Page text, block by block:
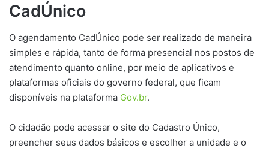
CadÚnico
O agendamento CadÚnico pode ser realizado de maneira
simples e rápida, tanto de forma presencial nos postos de
atendimento quanto online, por meio de aplicativos e
plataformas oficiais do governo federal, que ficam
disponíveis na plataforma Gov.br.
O cidadão pode acessar o site do Cadastro Único,
preencher seus dados básicos e escolher a unidade e o